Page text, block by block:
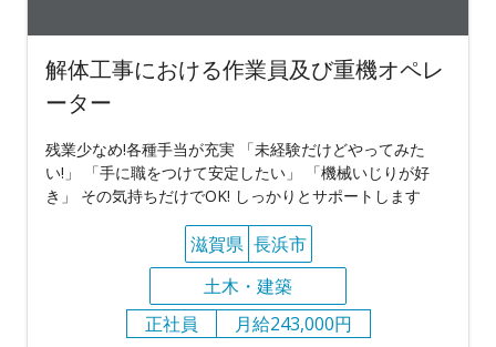
解体工事における作業員及び重機オペレ
ーター
残業少なめ!各種手当が充実 「未経験だけどやってみた
い!」 「手に職をつけて安定したい」 「機械いじりが好
き」 その気持ちだけでOK! しっかりとサポートします
滋賀県 長浜市
土木・建築
正社員
月給243,000円